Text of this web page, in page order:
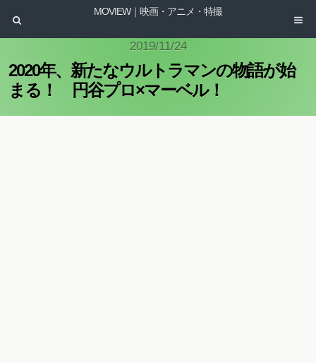
MOVIEW｜映画・アニメ・特撮
2019/11/24
2020年、新たなウルトラマンの物語が始
まる！ 円谷プロ×マーベル！